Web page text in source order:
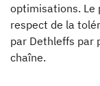
optimisations. Le
respect de la
par Dethleffs par
chaîne.